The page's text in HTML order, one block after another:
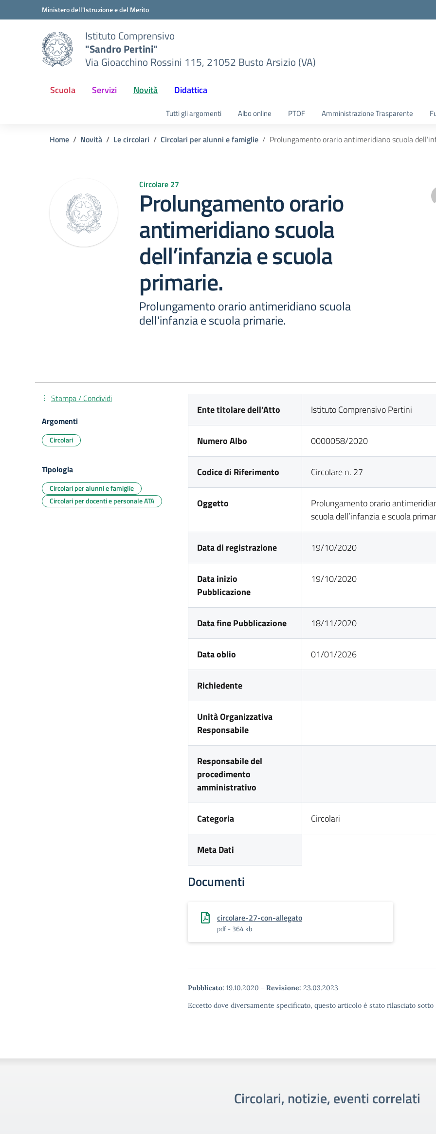
Vai ai contenuti
Vai al menu di navigazioneMinistero dell'Istruzione e del Merito
Istituto Comprensivo
"Sandro Pertini"
Via Gioacchino Rossini 115, 21052 Busto Arsizio (VA)
Scuola Servizi Novità Didattica
Tutti gli argomenti Albo online PTOF Amministrazione Trasparente
Home Novità Le circolari Circolari per alunni e famiglie Prolungamento orario antimeridiano scuola
Circolare 27
Prolungamento orario
antimeridiano scuola
dell’infanzia e scuola
primarie.
Prolungamento orario antimeridiano scuola
dell'infanzia e scuola primarie.
Ente titolare dell’Atto Istituto Comprensivo Pertini
Numero Albo 0000058/2020
Codice di Riferimento Circolare n. 27
Oggetto
Prolungamento orario
scuola dell’infanzia e scuola
Data di registrazione 19/10/2020
Data inizio
Pubblicazione
19/10/2020
Data fine Pubblicazione 18/11/2020
Data oblio 01/01/2026
Richiedente
Unità Organizzativa
Responsabile
Responsabile del
procedimento
amministrativo
Categoria Circolari
Meta Dati
Documenti
circolare-27-con-allegato
pdf - 364 kb
Pubblicato: 19.10.2020 - Revisione: 23.03.2023
Eccetto dove diversamente specificato, questo articolo è stato rilasciato
Stampa / Condividi
Argomenti
Circolari
Tipologia
Circolari per alunni e famiglie
Circolari per docenti e personale ATA
Circolari, notizie, eventi correlati